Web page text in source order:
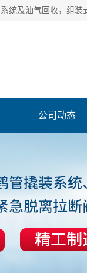
公司动态